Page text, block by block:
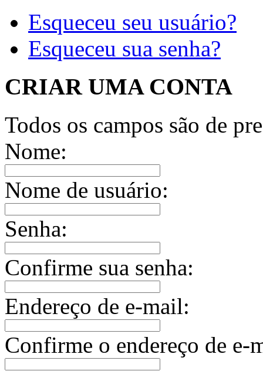
Esqueceu seu usuário?
Esqueceu sua senha?
CRIAR UMA CONTA
Todos os campos são de
Nome:
Nome de usuário:
Senha:
Confirme sua senha:
Endereço de e-mail:
Confirme o endereço de e-